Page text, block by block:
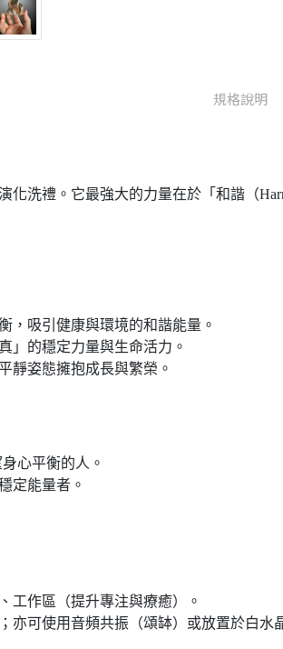
規格說明
化洗禮。它最強大的力量在於「和諧（
，吸引健康與環境的和諧能量。
」的穩定力量與生命活力。
靜姿態擁抱成長與繁榮。
心平衡的人。
定能量者。
工作區（提升專注與療癒）。
亦可使用音頻共振（頌缽）或放置於白水